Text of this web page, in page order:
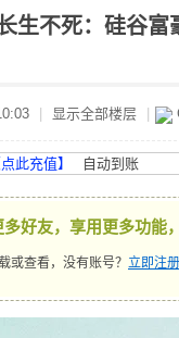
生不死：硅谷
显示全部楼层
此充值】 自动到账
好友，享用更多功能
或查看，没有账号？ 立即注